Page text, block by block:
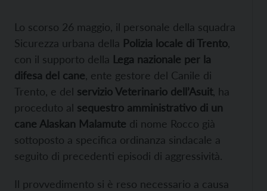
Lo scorso 26 maggio, il personale della squadra
Sicurezza urbana della Polizia locale di Trento
con il supporto della Lega nazionale per la
difesa del cane , ente gestore del Canile di
Trento, e del servizio Veterinario dell’Asuit, ha
proceduto al sequestro amministrativo di un
cane Alaskan Malamute di nome Rocco già
sottoposto a specifica ordinanza sindacale a
seguito di precedenti episodi di aggressività.
Il provvedimento si è reso necessario a causa